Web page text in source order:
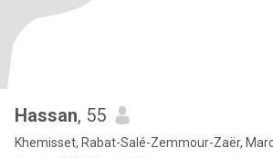
Hassan, 55
Khemisset, Rabat-Salé-Zemmour-Zaër,